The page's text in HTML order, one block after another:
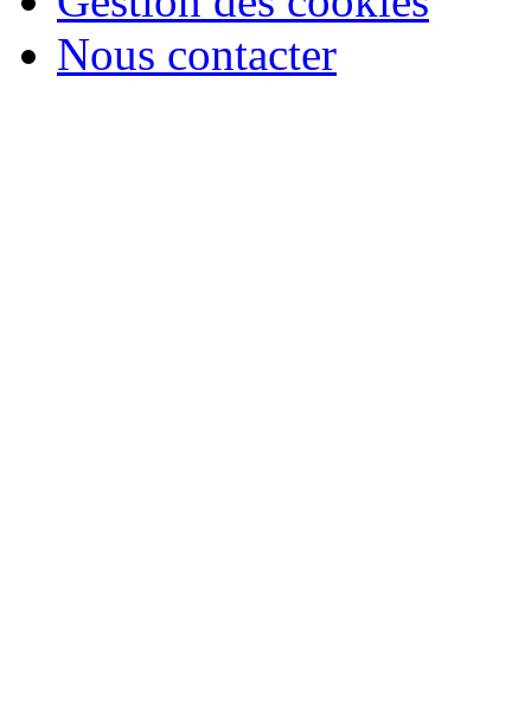
Nous contacter